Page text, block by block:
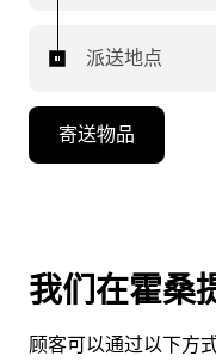
派送地点
寄送物品
我们在霍桑
顾客可以通过以下方